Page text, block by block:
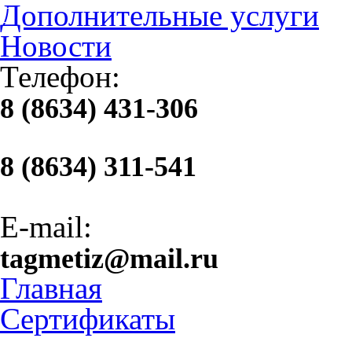
Дополнительные услуги
Новости
Телефон:
8 (8634) 431-306
8 (8634) 311-541
E-mail:
tagmetiz@mail.ru
Главная
Сертификаты